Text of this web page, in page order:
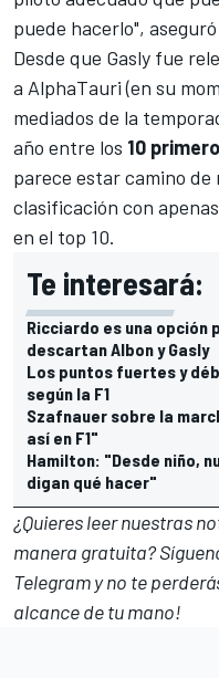
puede hacerlo",
Desde que Gasly fue
a AlphaTauri (en su
mediados de la
año entre los 10
parece estar camino de
clasificación con
en el top 10.
Te interesará:
Ricciardo es una opción
descartan Albon y Gasly
Los puntos fuertes y
según la F1
Szafnauer sobre la
así en F1"
Hamilton: "Desde niño,
digan qué hacer"
¿Quieres leer nuestras
manera gratuita?
Telegramy no te
alcance de tu mano!